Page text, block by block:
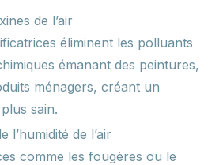
de l’air
éliminent les polluants
émanant des peintures,
ménagers, créant un
sain.
l’humidité de l’air
comme les fougères ou le